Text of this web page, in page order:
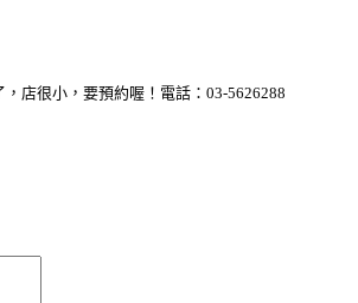
店很小，要預約喔！電話： 03-5626288